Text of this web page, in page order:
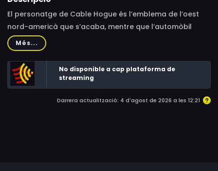
William D. Faralla, Matthew Peckinpah, Victor Izay
El personatge de Cable Hogue és l’emblema de l’oest
nord-americà que s’acaba, mentre que l’automòbil
representa l’arribada dels nous temps que, en la part
final, assolirà un simbolisme més que evident, com la
manera d’acabar amb tota una època.
Més...
No disponible a cap plataforma de
streaming
Darrera actualització: 4 d'agost de 2026 a les 12:21